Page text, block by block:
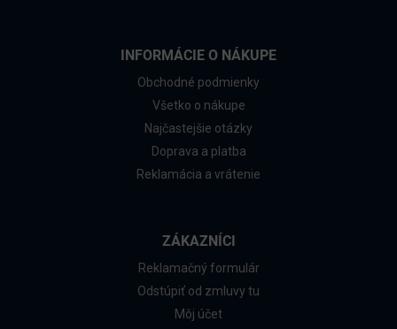
INFORMÁCIE O NÁKUPE
Obchodné podmienky
Všetko o nákupe
Najčastejšie otázky
Doprava a platba
Reklamácia a vrátenie
ZÁKAZNÍCI
Reklamačný formulár
Odstúpiť od zmluvy tu
Môj účet